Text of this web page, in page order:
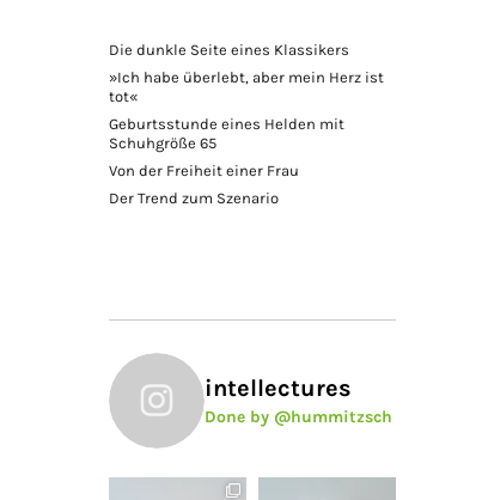
Die dunkle Seite eines Klassikers
»Ich habe überlebt, aber mein Herz ist
tot«
Geburtsstunde eines Helden mit
Schuhgröße 65
Von der Freiheit einer Frau
Der Trend zum Szenario
intellectures
Done by @hummitzsch